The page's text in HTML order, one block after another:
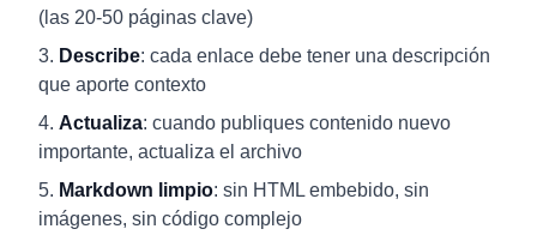
(las 20-50 páginas clave)
Describe: cada enlace debe tener una descripción
que aporte contexto
Actualiza: cuando publiques contenido nuevo
importante, actualiza el archivo
Markdown limpio: sin HTML embebido, sin
imágenes, sin código complejo